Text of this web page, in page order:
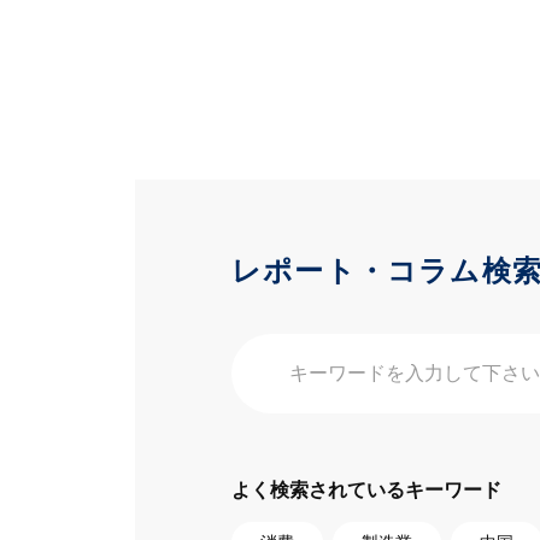
レポート・コラム検
よく検索されているキーワード